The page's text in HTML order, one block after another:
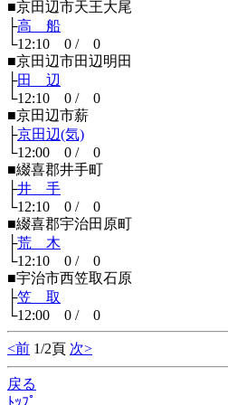
■京田辺市天王大尾
├高 船
└12:10 0 / 0
■京田辺市田辺明田
├田 辺
└12:10 0 / 0
■京田辺市薪
├京田辺(気)
└12:00 0 / 0
■綴喜郡井手町
├井 手
└12:10 0 / 0
■綴喜郡宇治田原町
├荒 木
└12:10 0 / 0
■宇治市西笠取石原
├笠 取
└12:00 0 / 0
<前 1/2頁 次>
戻る
ﾄｯﾌﾟ